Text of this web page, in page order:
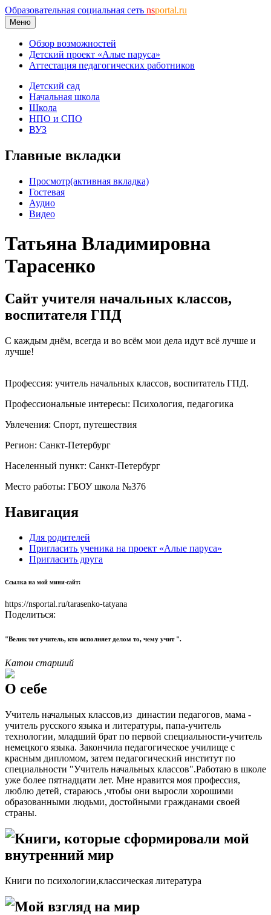
Образовательная социальная сеть nsportal.ru
Меню
Обзор возможностей
Детский проект «Алые паруса»
Аттестация педагогических работников
Детский сад
Начальная школа
Школа
НПО и СПО
ВУЗ
Главные вкладки
Просмотр(активная вкладка)
Гостевая
Аудио
Видео
Татьяна Владимировна
Тарасенко
Сайт учителя начальных классов,
воспитателя ГПД
С каждым днём, всегда и во всём мои дела идут всё лучше и
лучше!
Профессия: учитель начальных классов, воспитатель ГПД.
Профессиональные интересы: Психология, педагогика
Увлечения: Спорт, путешествия
Регион: Санкт-Петербург
Населенный пункт: Санкт-Петербург
Место работы: ГБОУ школа №376
Навигация
Для родителей
Пригласить ученика на проект «Алые паруса»
Пригласить друга
Ссылка на мой мини-сайт:
https://nsportal.ru/tarasenko-tatyana
Поделиться:
"Велик тот учитель, кто исполняет делом то, чему учит ".
Катон старший
О себе
Учитель начальных классов,из династии педагогов, мама -
учитель русского языка и литературы, папа-учитель
технологии, младший брат по первой специальности-учитель
немецкого языка. Закончила педагогическое училище с
красным дипломом, затем педагогический институт по
специальности "Учитель начальных классов".Работаю в школе
уже более пятнадцати лет. Мне нравится моя профессия,
люблю детей, стараюсь ,чтобы они выросли хорошими
образованными людьми, достойными гражданами своей
страны.
Книги, которые сформировали мой
внутренний мир
Книги по психологии,классическая литература
Мой взгляд на мир